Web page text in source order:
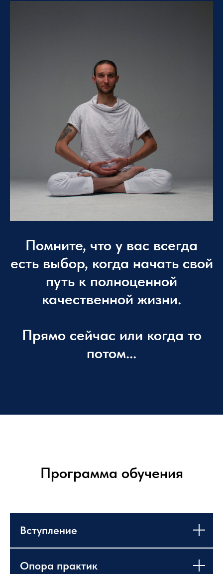
Помните, что у вас всегда
есть выбор, когда начать свой
путь к полноценной
качественной жизни.
Прямо сейчас или когда то
потом...
Программа обучения
Вступление
Опора практик